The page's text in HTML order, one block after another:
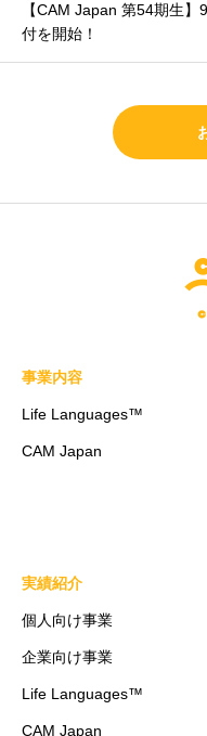
【CAM Japan 第54期生
付を開始！
事業内容
Life Languages™
CAM Japan
実績紹介
個人向け事業
企業向け事業
Life Languages™
CAM Japan